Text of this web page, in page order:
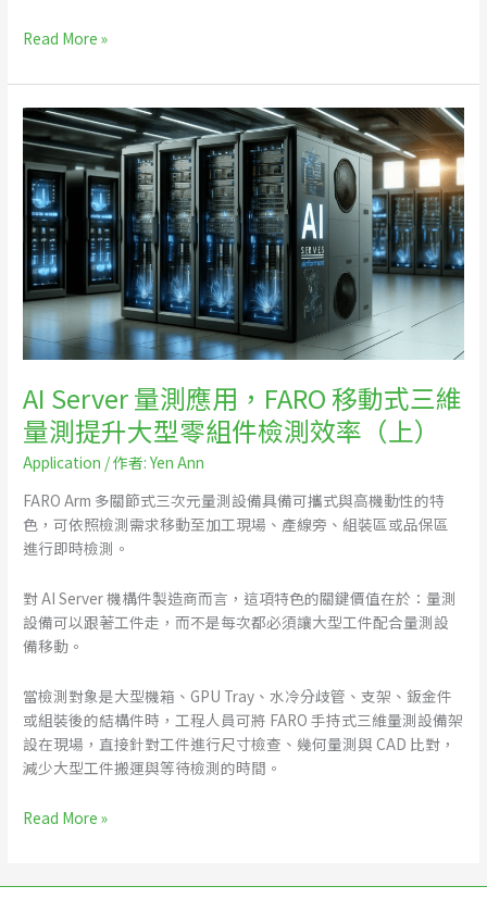
Read More »
AI Server 量測應用，FARO 移動式三維
量測提升大型零組件檢測效率（上）
Application / 作者:Yen Ann
FARO Arm 多關節式三次元量測設備具備可攜式與高機動性的特
色，可依照檢測需求移動至加工現場、產線旁、組裝區或品保區
進行即時檢測。
對 AI Server 機構件製造商而言，這項特色的關鍵價值在於：量測
設備可以跟著工件走，而不是每次都必須讓大型工件配合量測設
備移動。
當檢測對象是大型機箱、GPU Tray、水冷分歧管、支架、鈑金件
或組裝後的結構件時，工程人員可將 FARO 手持式三維量測設備架
設在現場，直接針對工件進行尺寸檢查、幾何量測與 CAD 比對，
減少大型工件搬運與等待檢測的時間。
AI
Server
量
測
應
用，
FARO
移
動
式
三
量
測
提
升
大
型
零
件
檢
測
率
（上）
Read More »